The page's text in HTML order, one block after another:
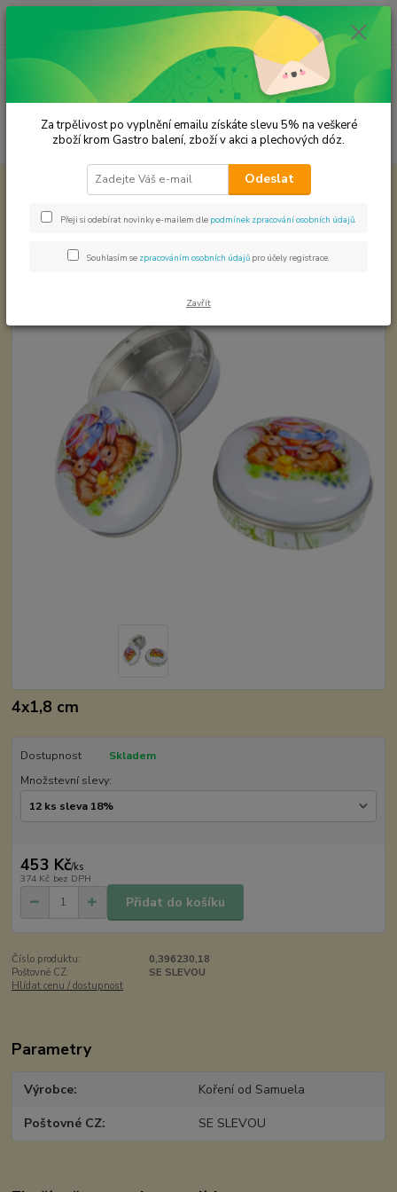
Menu
Hledat
ks
za 0,00 Kč
Plechové dózy - kořenky Velikonoční mini dóza
Velikonoční mini dóza
4x1,8 cm
Dostupnost
Skladem
Množstevní slevy:
453 Kč/ks
374 Kč bez DPH
Přidat do košíku
Číslo produktu:
0,396230,18
Poštovné CZ:
SE SLEVOU
Hlídat cenu / dostupnost
Parametry
Výrobce Koření od Samuela
Poštovné CZ SE SLEVOU
Za trpělivost po vyplnění emailu získáte slevu 5% na veškeré
zboží krom Gastro balení, zboží v akci a plechových dóz.
Odeslat
Přeji si odebírat novinky e-mailem dle podmínek zpracování osobních údajů
Souhlasím se zpracováním osobních údajů pro účely registrace.
Zavřít